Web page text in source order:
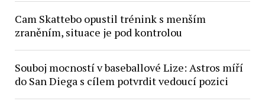
Cam Skattebo opustil trénink s menším
zraněním, situace je pod kontrolou
Souboj mocností v baseballové Lize: Astros míří
do San Diega s cílem potvrdit vedoucí pozici